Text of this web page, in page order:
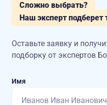
Сложно выбрать?
Наш эксперт подберет
Оставьте заявку и
подборку от экспертов
Имя